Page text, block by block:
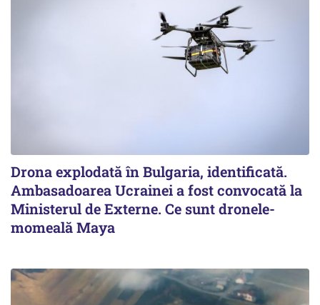
Drona explodată în Bulgaria, identificată.
Ambasadoarea Ucrainei a fost convocată la
Ministerul de Externe. Ce sunt dronele-
momeală Maya